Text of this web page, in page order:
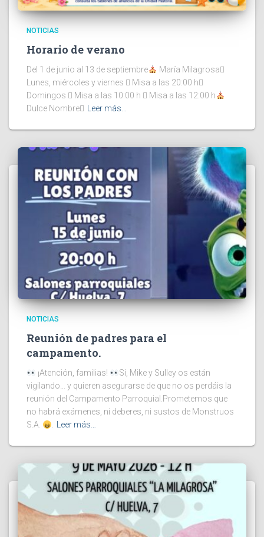
NOTICIAS
Horario de verano
Del 1 de junio al 13 de septiembre
María Milagrosa
Lunes, miércoles y viernes  Misa a las 20:00 h
Domingos  Misa a las 10:00 h  Misa a las 12:00 h
Dulce Nombre
Leer más…
NOTICIAS
Reunión de padres para el
campamento.
¡Atención, familias!
Sí, Mike y Sulley os están
vigilando… y quieren asegurarse de que no os perdáis la
reunión del Campamento Parroquial.Prometemos que
no habrá exámenes, ni deberes, ni sustos de Monstruos
S.A.
. Leer más…